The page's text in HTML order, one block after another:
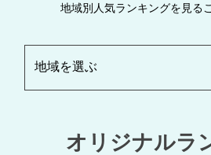
地域別人気ランキングを見る
オリジナルラ